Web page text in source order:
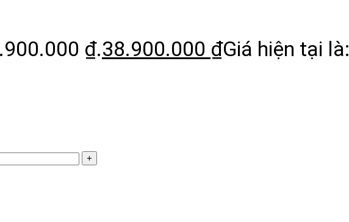
₫.38.900.000 ₫Giá hiện tại là: